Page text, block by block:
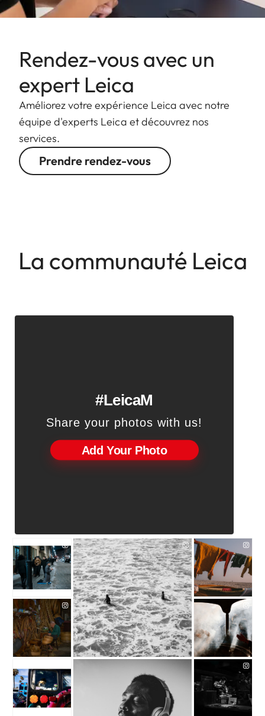
Rendez-vous avec un
expert Leica
Améliorez votre expérience Leica avec notre
équipe d'experts Leica et découvrez nos
services.
Prendre rendez-vous
La communauté Leica